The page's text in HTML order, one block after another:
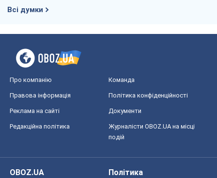
Всі думки
Про компанію Команда
Правова інформація Політика конфіденційності
Реклама на сайті Документи
Редакційна політика
Журналісти OBOZ.UA на місці
подій
OBOZ.UA
Політика